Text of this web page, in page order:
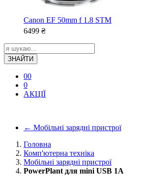
Canon EF 50mm f 1.8 STM
6499 ₴
ЗНАЙТИ
00
0
АКЦІЇ
← Мобільні зарядні пристрої
Головна
Комп'ютерна техніка
Мобільні зарядні пристрої
PowerPlant для mini USB 1A